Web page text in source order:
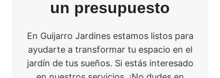
un presupuesto
En Guijarro Jardines estamos listos para
ayudarte a transformar tu espacio en el
jardín de tus sueños. Si estás interesado